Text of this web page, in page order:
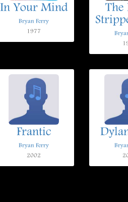
In Your Mind
Bryan Ferry
1977
The
Frantic
Bryan Ferry
2002